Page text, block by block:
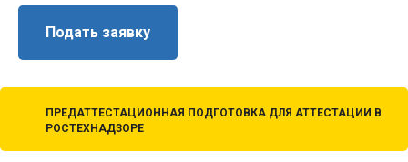
Подать заявку
ПРЕДАТТЕСТАЦИОННАЯ ПОДГОТОВКА ДЛЯ АТТЕСТАЦИИ В
РОСТЕХНАДЗОРЕ